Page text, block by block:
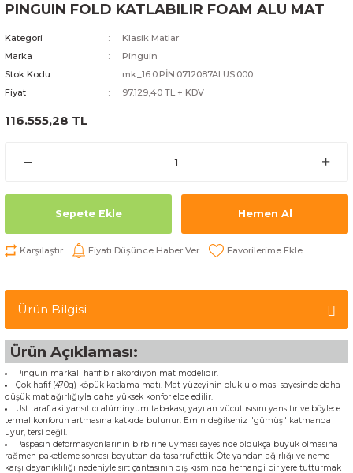
PINGUIN FOLD KATLABILIR FOAM ALU MAT
Kategori
Klasik Matlar
Marka
Pinguin
Stok Kodu
mk_16.0.PİN.0712087ALUS.000
Fiyat
97.129,40 TL + KDV
116.555,28 TL
Sepete Ekle Hemen Al
Karşılaştır Fiyatı Düşünce Haber Ver
Ürün Bilgisi
Ürün Açıklaması:
Pinguin markalı hafif bir akordiyon mat modelidir.
Çok hafif (470g) köpük katlama matı. Mat yüzeyinin oluklu olması sayesinde daha
düşük mat ağırlığıyla daha yüksek konfor elde edilir.
Üst taraftaki yansıtıcı alüminyum tabakası, yayılan vücut ısısını yansıtır ve böylece
termal konforun artmasına katkıda bulunur. Emin değilseniz "gümüş" katmanda
uyur, tersi değil.
Paspasın deformasyonlarının birbirine uyması sayesinde oldukça büyük olmasına
rağmen paketleme sonrası boyuttan da tasarruf ettik. Öte yandan ağırlığı ve neme
karşı dayanıklılığı nedeniyle sırt çantasının dış kısmında herhangi bir yere tutturmak